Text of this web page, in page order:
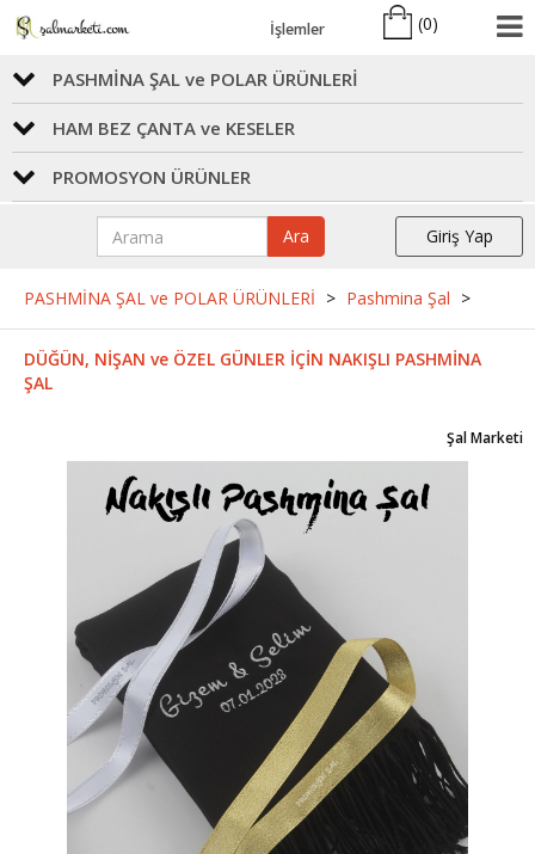
İşlemler (0)
PASHMİNA ŞAL ve POLAR ÜRÜNLERİ
HAM BEZ ÇANTA ve KESELER
PROMOSYON ÜRÜNLER
Ara Giriş Yap
PASHMİNA ŞAL ve POLAR ÜRÜNLERİ > Pashmina Şal >
DÜĞÜN, NİŞAN ve ÖZEL GÜNLER İÇİN NAKIŞLI PASHMİNA
ŞAL
Şal Marketi